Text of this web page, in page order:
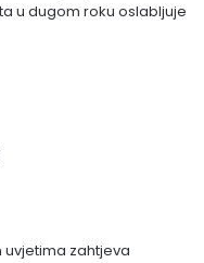
u dugom roku oslabljuje
suvjetima zahtjeva